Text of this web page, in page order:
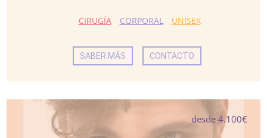
CIRUGÍA CORPORAL UNISEX
SABER MÁS CONTACTO
desde 4.100€